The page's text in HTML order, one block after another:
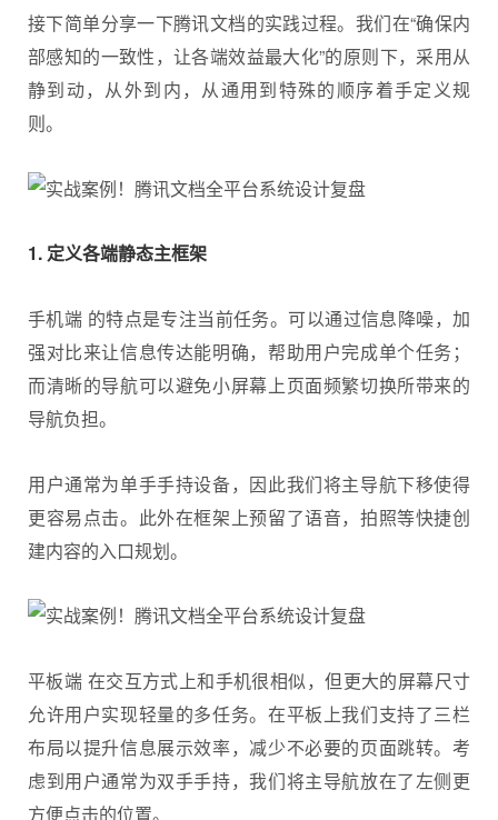
接下简单分享一下腾讯文档的实践过程。我们在“确保内
部感知的一致性，让各端效益最大化”的原则下，采用从
静到动，从外到内，从通用到特殊的顺序着手定义规
则。
1. 定义各端静态主框架
手机端 的特点是专注当前任务。可以通过信息降噪，加
强对比来让信息传达能明确，帮助用户完成单个任务；
而清晰的导航可以避免小屏幕上页面频繁切换所带来的
导航负担。
用户通常为单手手持设备，因此我们将主导航下移使得
更容易点击。此外在框架上预留了语音，拍照等快捷创
建内容的入口规划。
平板端 在交互方式上和手机很相似，但更大的屏幕尺寸
允许用户实现轻量的多任务。在平板上我们支持了三栏
布局以提升信息展示效率，减少不必要的页面跳转。考
虑到用户通常为双手手持，我们将主导航放在了左侧更
方便点击的位置。